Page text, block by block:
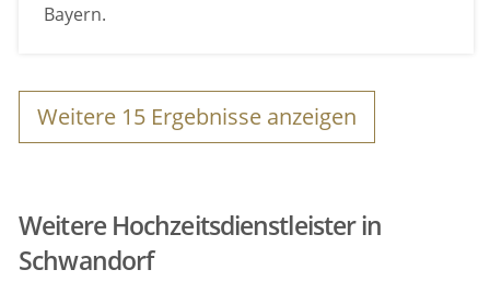
Bayern.
Weitere 15 Ergebnisse anzeigen
Weitere Hochzeitsdienstleister in
Schwandorf